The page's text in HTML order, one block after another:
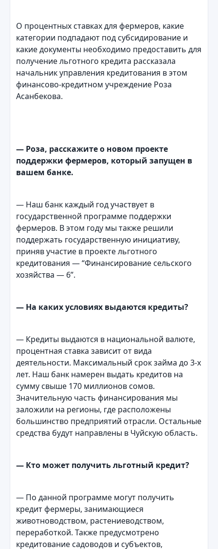
О процентных ставках для фермеров, какие
категории подпадают под субсидирование и
какие документы необходимо предоставить для
получение льготного кредита рассказала
начальник управления кредитования в этом
финансово-кредитном учреждение Роза
Асанбекова.
— Роза, расскажите о новом проекте
поддержки фермеров, который запущен в
вашем банке.
— Наш банк каждый год участвует в
государственной программе поддержки
фермеров. В этом году мы также решили
поддержать государственную инициативу,
приняв участие в проекте льготного
кредитования — “Финансирование сельского
хозяйства — 6”.
— На каких условиях выдаются кредиты?
— Кредиты выдаются в национальной валюте,
процентная ставка зависит от вида
деятельности. Максимальный срок займа до 3-х
лет. Наш банк намерен выдать кредитов на
сумму свыше 170 миллионов сомов.
Значительную часть финансирования мы
заложили на регионы, где расположены
большинство предприятий отрасли. Остальные
средства будут направлены в Чуйскую область.
— Кто может получить льготный кредит?
— По данной программе могут получить
кредит фермеры, занимающиеся
животноводством, растениеводством,
переработкой. Также предусмотрено
кредитование садоводов и субъектов,